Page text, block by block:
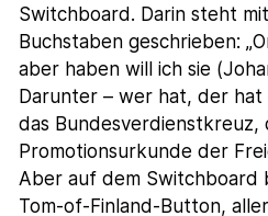
Switchboard. Darin steht
Buchstaben geschrieben:
aber haben will ich sie
Darunter – wer hat, der
das Bundesverdienstkreuz,
Promotionsurkunde der
Aber auf dem Switchboard
Tom-of-Finland-Button,